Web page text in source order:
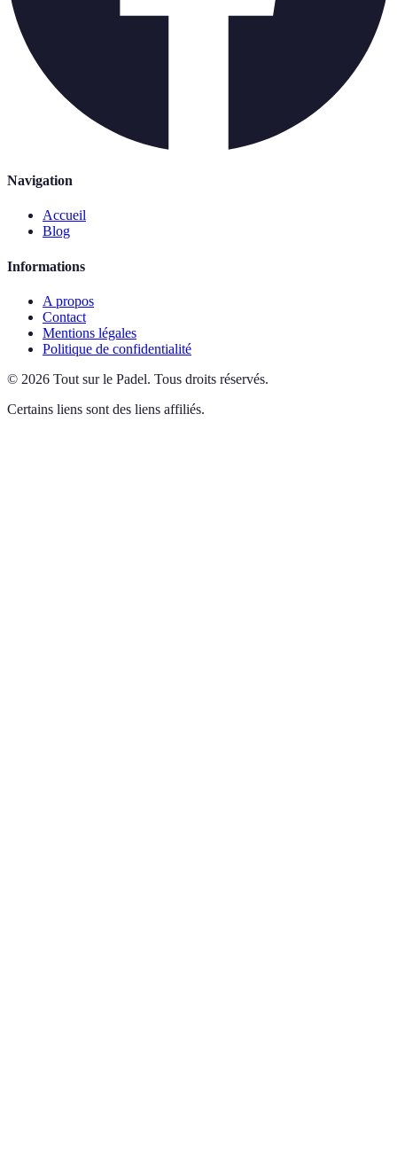
Navigation
Accueil
Blog
Informations
A propos
Contact
Mentions légales
Politique de confidentialité
© 2026 Tout sur le Padel. Tous droits réservés.
Certains liens sont des liens affiliés.